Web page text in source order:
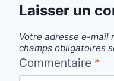
Laisser un
Votre adresse e-mail
champs obligatoires
Commentaire *